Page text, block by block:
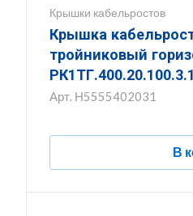
Крышки кабельростов
Крышка
тройниковый
РК1ТГ.400.20.100.3.1
Арт. Н5555402031
В